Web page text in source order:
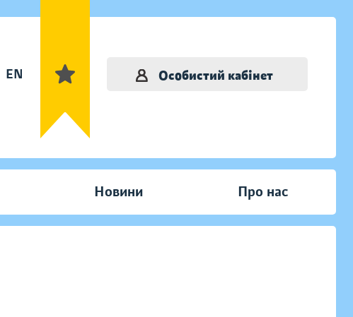
EN Особистий кабінет
Новини Про нас